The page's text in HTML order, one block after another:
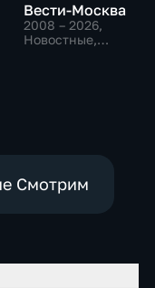
Вести-Москва
2008 – 2026,
Новостные,
Смотрим